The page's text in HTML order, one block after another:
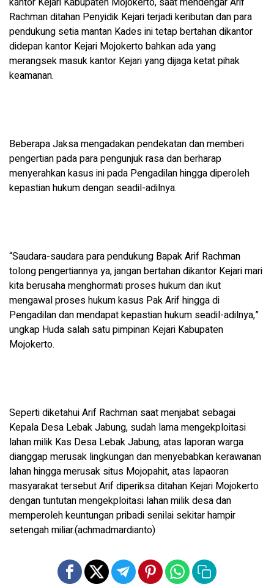
Rachman ditahan Penyidik Kejari terjadi keributan dan para
pendukung setia mantan Kades ini tetap bertahan dikantor
didepan kantor Kejari Mojokerto bahkan ada yang
merangsek masuk kantor Kejari yang dijaga ketat pihak
keamanan.
Beberapa Jaksa mengadakan pendekatan dan memberi
pengertian pada para pengunjuk rasa dan berharap
menyerahkan kasus ini pada Pengadilan hingga diperoleh
kepastian hukum dengan seadil-adilnya.
“Saudara-saudara para pendukung Bapak Arif Rachman
tolong pengertiannya ya, jangan bertahan dikantor Kejari mari
kita berusaha menghormati proses hukum dan ikut
mengawal proses hukum kasus Pak Arif hingga di
Pengadilan dan mendapat kepastian hukum seadil-adilnya,”
ungkap Huda salah satu pimpinan Kejari Kabupaten
Mojokerto.
Seperti diketahui Arif Rachman saat menjabat sebagai
Kepala Desa Lebak Jabung, sudah lama mengekploitasi
lahan milik Kas Desa Lebak Jabung, atas laporan warga
dianggap merusak lingkungan dan menyebabkan kerawanan
lahan hingga merusak situs Mojopahit, atas lapaoran
masyarakat tersebut Arif diperiksa ditahan Kejari Mojokerto
dengan tuntutan mengekploitasi lahan milik desa dan
memperoleh keuntungan pribadi senilai sekitar hampir
setengah miliar.(achmadmardianto)